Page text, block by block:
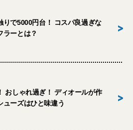
りで5000円台！ コスパ良過ぎな
ラーとは？
>
おしゃれ過ぎ！ ディオールが作
ューズはひと味違う
>